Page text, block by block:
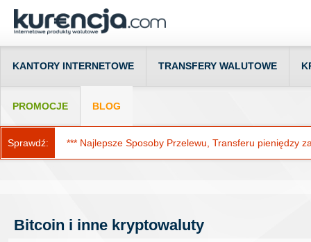
KANTORY INTERNETOWE TRANSFERY WALUTOWE
PROMOCJE BLOG
Sprawdź: *** Najlepsze Sposoby Przelewu, Transferu pieniędzy
Bitcoin i inne kryptowaluty